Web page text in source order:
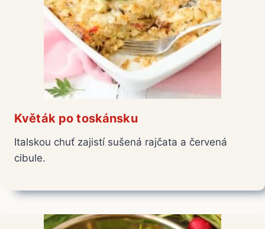
Květák po toskánsku
Italskou chuť zajistí sušená rajčata a červená
cibule.